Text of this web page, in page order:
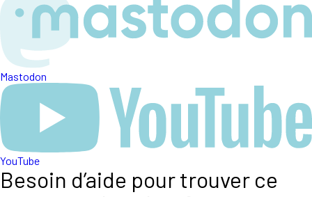
Mastodon
YouTube
Besoin d’aide pour trouver ce